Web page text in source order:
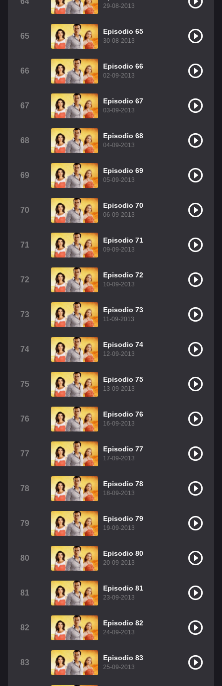
29-08-2013
65
Episodio 65
30-08-2013
66
Episodio 66
02-09-2013
67
Episodio 67
03-09-2013
68
Episodio 68
04-09-2013
69
Episodio 69
05-09-2013
70
Episodio 70
06-09-2013
71
Episodio 71
09-09-2013
72
Episodio 72
10-09-2013
73
Episodio 73
11-09-2013
74
Episodio 74
12-09-2013
75
Episodio 75
13-09-2013
76
Episodio 76
16-09-2013
77
Episodio 77
17-09-2013
78
Episodio 78
18-09-2013
79
Episodio 79
19-09-2013
80
Episodio 80
20-09-2013
81
Episodio 81
23-09-2013
82
Episodio 82
24-09-2013
83
Episodio 83
25-09-2013